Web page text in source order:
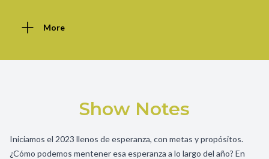
More
Show Notes
Iniciamos el 2023 llenos de esperanza, con metas y propósitos.
¿Cómo podemos mentener esa esperanza a lo largo del año? En